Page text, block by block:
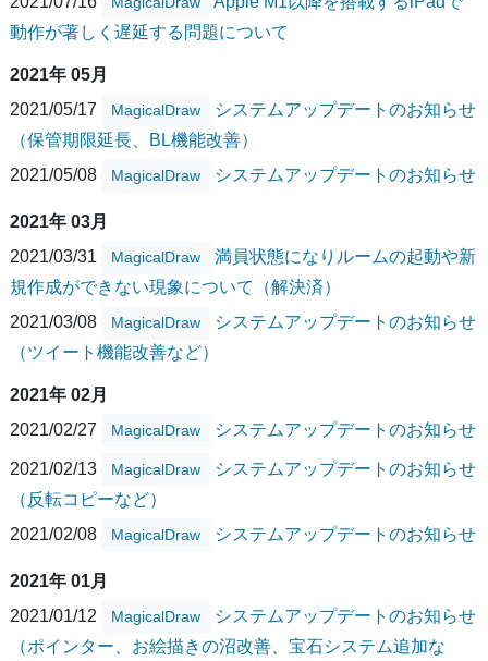
動作が著しく遅延する問題について
2021年 05月
2021/05/17
MagicalDraw
システムアップデートのお知らせ
（保管期限延長、BL機能改善）
2021/05/08
MagicalDraw システムアップデートのお知らせ
2021年 03月
2021/03/31
MagicalDraw
満員状態になりルームの起動や新
規作成ができない現象について（解決済）
2021/03/08
MagicalDraw
システムアップデートのお知らせ
（ツイート機能改善など）
2021年 02月
2021/02/27
MagicalDraw システムアップデートのお知らせ
2021/02/13 MagicalDraw
システムアップデートのお知らせ
（反転コピーなど）
2021/02/08
MagicalDraw システムアップデートのお知らせ
2021年 01月
2021/01/12
MagicalDraw
システムアップデートのお知らせ
（ポインター、お絵描きの沼改善、宝石システム追加な